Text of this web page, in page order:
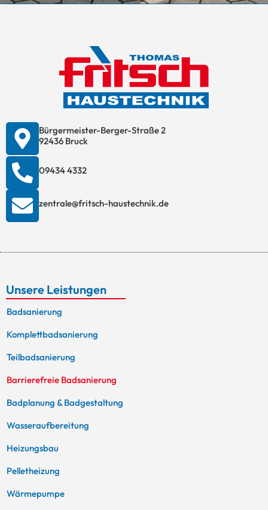
Bürgermeister-Berger-Straße 2
92436 Bruck
09434 4332
zentrale@fritsch-haustechnik.de
Unsere Leistungen
Badsanierung
Komplettbadsanierung
Teilbadsanierung
Barrierefreie Badsanierung
Badplanung & Badgestaltung
Wasseraufbereitung
Heizungsbau
Pelletheizung
Wärmepumpe